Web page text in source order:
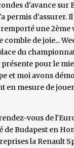
d'avance sur
permis d'assurer.
remporté une 2ème
comble de joie...
du
présente pour le
et moi avons
en mesure de
vous de
de Budapest en
la Renault